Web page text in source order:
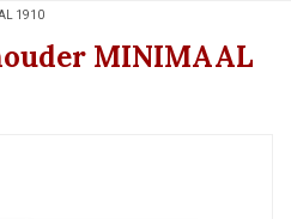
1910
MINIMAAL